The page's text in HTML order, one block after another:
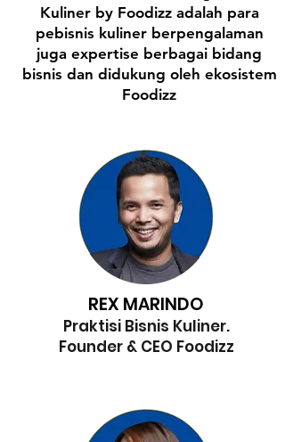
Kuliner by Foodizz adalah para
pebisnis kuliner berpengalaman
juga expertise berbagai bidang
bisnis dan didukung oleh ekosistem
Foodizz
REX MARINDO
Praktisi Bisnis Kuliner.
Founder & CEO Foodizz